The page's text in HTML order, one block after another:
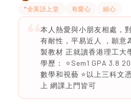
*全英語上堂 有愛心 細心
本人熱愛與小朋友相處，
有耐性，平易近人 ，願意
製教材 正就讀香港理工大
學歷： ⭐️Sem1 GPA 3.8
數學和視藝 ⭐️以上三科文
上 網課上門皆可